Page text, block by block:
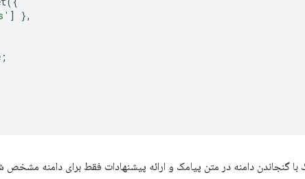
]
},
;
با گنجاندن دامنه در متن پیامک و ارائه پیشنهادات فقط برای دامنه